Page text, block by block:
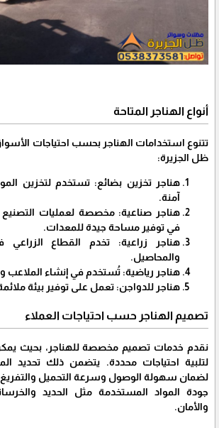
أنواع الهناجر المتاحة
تتنوع استخدامات الهناجر بحسب احتياجات
ظل الجزيرة:
هناجر تخزين بضائع: تستخدم لتخزين
آمنة.
هناجر صناعية: مخصصة لعمليات التصنيع
في توفير مساحة جيدة للمعدات.
هناجر زراعية: تخدم القطاع
والمحاصيل.
هناجر رياضية: تُستخدم في إنشاء الملاعب
هناجر للدواجن: تعمل على توفير بيئة ملائمة
تصميم الهناجر حسب احتياجات العملاء
نقدم خدمات تصميم مخصصة للهناجر، بحيث
لتلبية احتياجات محددة. يتضمن ذلك تحديد
لضمان سهولة الوصول وسرعة التحميل
جودة المواد المستخدمة مثل الحديد
والأمان.